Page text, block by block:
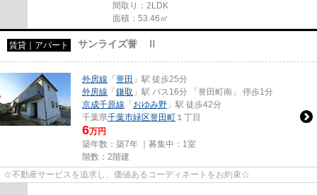
間取り：2LDK
面積：53.46㎡
賃貸｜アパート サンライズ誉 Ⅱ
外房線 「 誉田 」駅 徒歩25分
外房線 「 鎌取 」駅 バス16分 「誉田町南」 停歩1分
京成千原線 「 おゆみ野 」駅 徒歩42分
千葉県千葉市緑区誉田町 １丁目
6万円
築年数：築7年 ｜募集中： 1室
階数：2階建
☆不動産サービスを追求し、価値あるコーディネートをお約束☆